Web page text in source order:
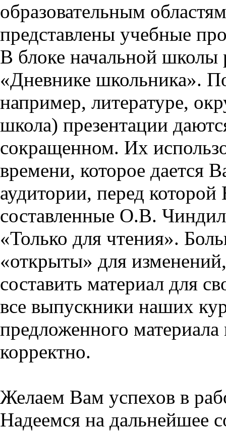
образовательным
представлены учебные
В блоке начальной школы
«Дневнике школьника».
например, литературе,
школа) презентации
сокращенном. Их
времени, которое дается
аудитории, перед
составленные О.В.
«Только для чтения».
«открыты» для
составить материал для
все выпускники наших
предложенного
корректно.
Желаем Вам успехов в
Надеемся на дальнейшее